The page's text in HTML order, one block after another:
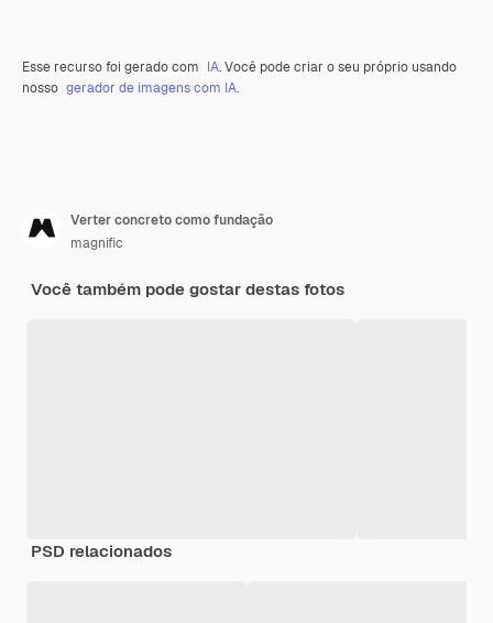
Esse recurso foi gerado com IA. Você pode criar o seu próprio usando
nosso gerador de imagens com IA.
Verter concreto como fundação
magnific
Você também pode gostar destas fotos
PSD relacionados